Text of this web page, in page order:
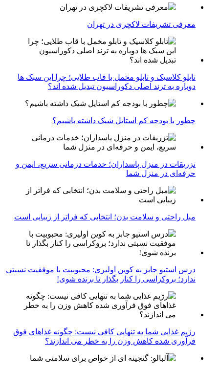
معرفی تشریفات لاکچری در تهران
تابلو کلاسیک و تابلو مخمل با قاب طلایی؛ چرا این سبک ها
دوباره به ترند اصلی دکوراسیون تبدیل شده اند؟
چطور با بودجه کم استایل شیک داشته باشیم؟
تزریقات در منزل پاسداران؛ خدمات درمانی سریع، ایمن و
حرفه‌ای در منزل شما
مبل راحتی و سلامت بدن؛ انتخابی که فراتر از زیبایی است
درس استیو جابز به کوین اولیری: محبوبیت با موفقیت نسبتی
ندارد؛ بروکراسی را کنار بگذار تا برنده شوی!
رژیم غذایی شما به تنهایی کافی نیست: چگونه غذاهای فوق
فرآوری شده کاهش وزن را به خطر می اندازند؟